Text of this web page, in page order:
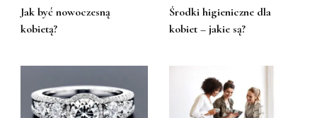
Jak być nowoczesną
kobietą?
Środki higieniczne dla
kobiet – jakie są?